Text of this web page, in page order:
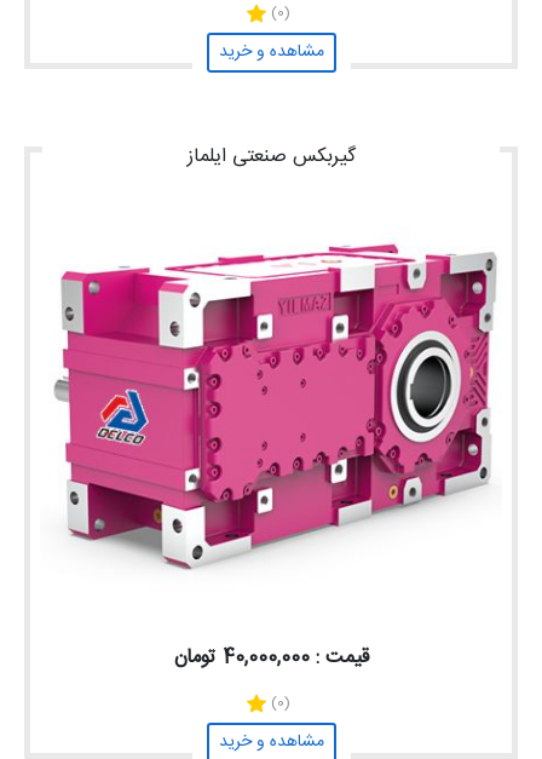
(0)
مشاهده و خرید
گیربکس صنعتی ایلماز
قیمت : 40,000,000 تومان
(0)
مشاهده و خرید